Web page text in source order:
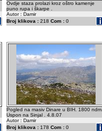
Ovdje staza prolazi kroz oštro kamenje
puno rupa i škarpe .
Autor : Damir
Broj klikova : 218 Com : 0
Pogled na masiv Dinare u BIH. 1800 ndm.
Uspon na Sinjal . 4.8.07
Autor : Damir
Broj klikova : 178 Com : 0